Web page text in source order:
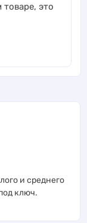
это
и среднего
ключ.